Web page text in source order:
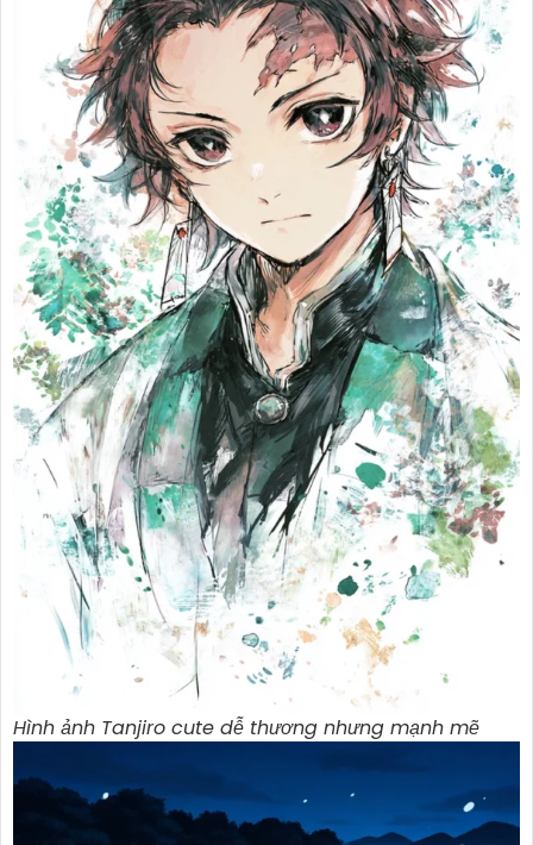
Hình ảnh Tanjiro cute dễ thương nhưng mạnh mẽ